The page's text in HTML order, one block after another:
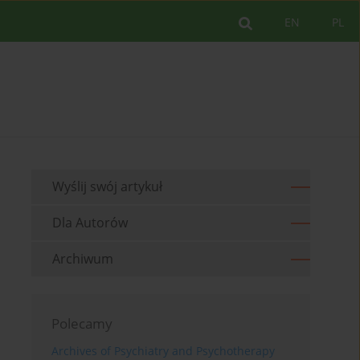
PL
EN
Wyślij swój artykuł
Dla Autorów
Archiwum
Polecamy
Archives of Psychiatry and Psychotherapy